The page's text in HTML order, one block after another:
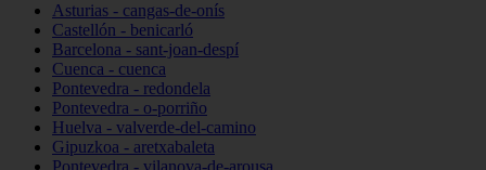
Asturias - cangas-de-onís
Castellón - benicarló
Barcelona - sant-joan-despí
Cuenca - cuenca
Pontevedra - redondela
Pontevedra - o-porriño
Huelva - valverde-del-camino
Gipuzkoa - aretxabaleta
Pontevedra - vilanova-de-arousa